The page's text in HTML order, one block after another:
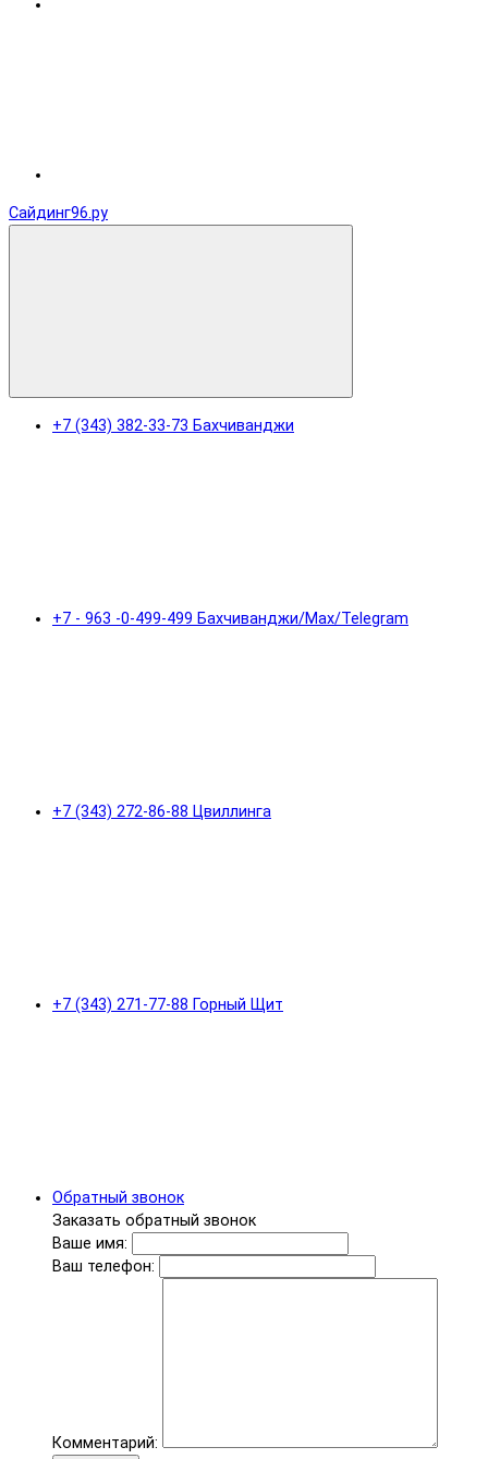
Сайдинг96.ру
+7 (343) 382-33-73 Бахчиванджи
+7 - 963 -0-499-499 Бахчиванджи/Max/Telegram
+7 (343) 272-86-88 Цвиллинга
+7 (343) 271-77-88 Горный Щит
Обратный звонок
Заказать обратный звонок
Ваше имя:
Ваш телефон:
Комментарий: